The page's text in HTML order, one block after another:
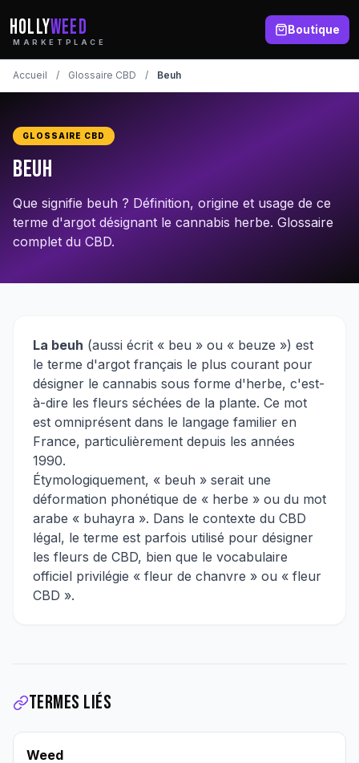
HOLLYWEED
MARKETPLACE
Boutique
Accueil / Glossaire CBD / Beuh
GLOSSAIRE CBD
Beuh
Que signifie beuh ? Définition, origine et usage de ce
terme d'argot désignant le cannabis herbe. Glossaire
complet du CBD.
La beuh (aussi écrit « beu » ou « beuze ») est
le terme d'argot français le plus courant pour
désigner le cannabis sous forme d'herbe, c'est-
à-dire les fleurs séchées de la plante. Ce mot
est omniprésent dans le langage familier en
France, particulièrement depuis les années
1990.
Étymologiquement, « beuh » serait une
déformation phonétique de « herbe » ou du mot
arabe « buhayra ». Dans le contexte du CBD
légal, le terme est parfois utilisé pour désigner
les fleurs de CBD, bien que le vocabulaire
officiel privilégie « fleur de chanvre » ou « fleur
CBD ».
Termes liés
Weed